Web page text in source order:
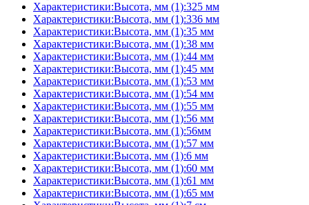
Характеристики:Высота, мм (1):325 мм
Характеристики:Высота, мм (1):336 мм
Характеристики:Высота, мм (1):35 мм
Характеристики:Высота, мм (1):38 мм
Характеристики:Высота, мм (1):44 мм
Характеристики:Высота, мм (1):45 мм
Характеристики:Высота, мм (1):53 мм
Характеристики:Высота, мм (1):54 мм
Характеристики:Высота, мм (1):55 мм
Характеристики:Высота, мм (1):56 мм
Характеристики:Высота, мм (1):56мм
Характеристики:Высота, мм (1):57 мм
Характеристики:Высота, мм (1):6 мм
Характеристики:Высота, мм (1):60 мм
Характеристики:Высота, мм (1):61 мм
Характеристики:Высота, мм (1):65 мм